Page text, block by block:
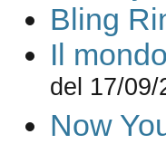
Bling
Il
del 17/09/
Now